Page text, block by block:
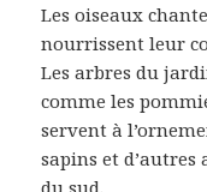
Les oiseaux
nourrissent leur
Les arbres du
comme les
servent à
sapins et